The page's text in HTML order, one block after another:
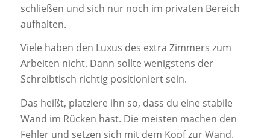
schließen und sich nur noch im privaten Bereich
aufhalten.
Viele haben den Luxus des extra Zimmers zum
Arbeiten nicht. Dann sollte wenigstens der
Schreibtisch richtig positioniert sein.
Das heißt, platziere ihn so, dass du eine stabile
Wand im Rücken hast. Die meisten machen den
Fehler und setzen sich mit dem Kopf zur Wand.